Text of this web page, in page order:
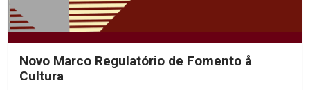
Novo Marco Regulatório de Fomento å
Cultura